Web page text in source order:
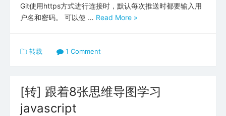
Git使用https方式进行连接时，默认每次推送时都要输入用
户名和密码。 可以使 … Read More »
转载 1 Comment
[转] 跟着8张思维导图学习
javascript